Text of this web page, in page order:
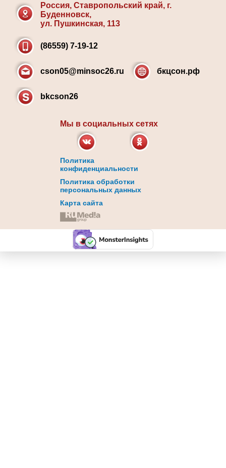
Россия, Ставропольский край, г.
Буденновск,
ул. Пушкинская, 113
(86559) 7-19-12
cson05@minsoc26.ru бкцсон.рф
bkcson26
Мы в социальных сетях
Политика
конфиденциальности
Политика обработки
персональных данных
Карта сайта